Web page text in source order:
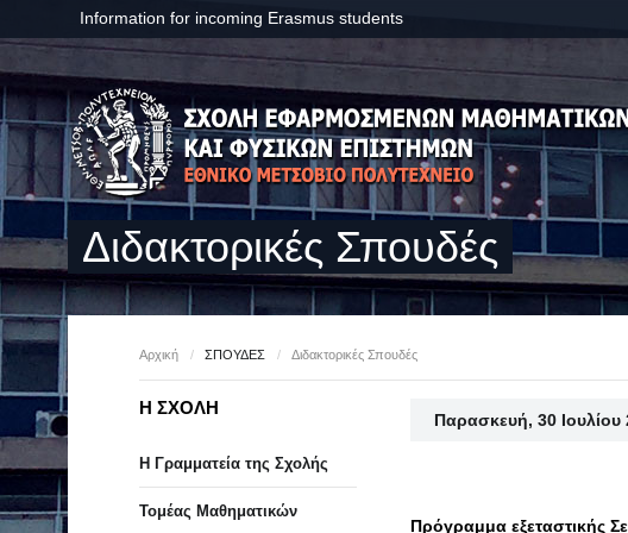
Information for incoming Erasmus students
Διδακτορικές Σπουδές
Αρχική / ΣΠΟΥΔΕΣ / Διδακτορικές Σπουδές
Παρασκευή, 30
Πρόγραμμα εξεταστικής
Η ΣΧΟΛΗ
Η Γραμματεία της Σχολής
Τομέας Μαθηματικών